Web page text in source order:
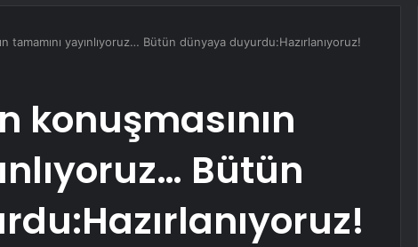
tamamını yayınlıyoruz… Bütün dünyaya duyurdu:Hazırlanıyoruz!
konuşmasının
Bütün